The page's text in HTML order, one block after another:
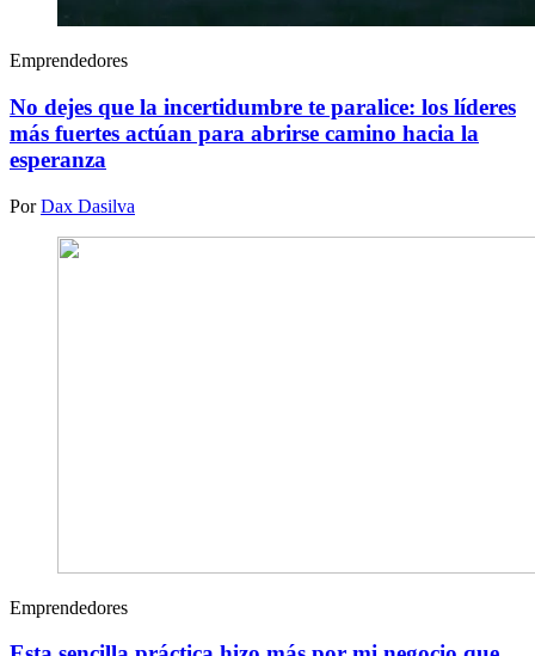
Emprendedores
No dejes que la incertidumbre te paralice: los líderes
más fuertes actúan para abrirse camino hacia la
esperanza
PorDax Dasilva
Emprendedores